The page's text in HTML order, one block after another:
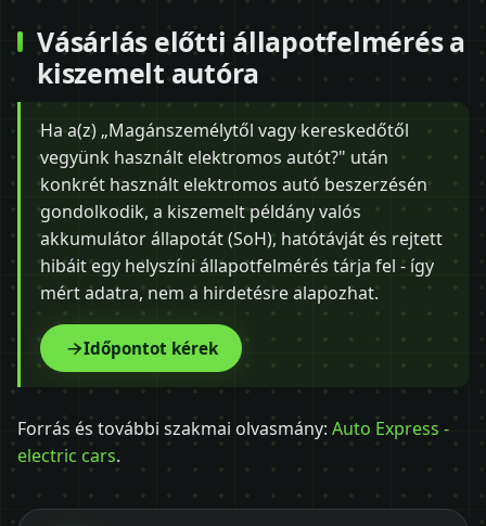
Vásárlás előtti állapotfelmérés a
kiszemelt autóra
Ha a(z) „Magánszemélytől vagy kereskedőtől
vegyünk használt elektromos autót?" után
konkrét használt elektromos autó beszerzésén
gondolkodik, a kiszemelt példány valós
akkumulátor állapotát (SoH), hatótávját és rejtett
hibáit egy helyszíni állapotfelmérés tárja fel - így
mért adatra, nem a hirdetésre alapozhat.
Időpontot kérek
Forrás és további szakmai olvasmány: Auto Express -
electric cars.